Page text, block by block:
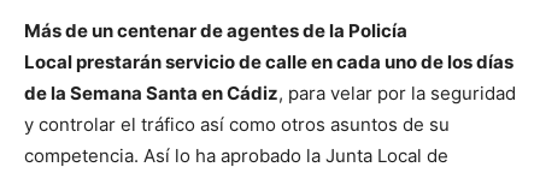
Más de un centenar de agentes de la Policía
Local prestarán servicio de calle en cada uno de los días
de la Semana Santa en Cádiz, para velar por la seguridad
y controlar el tráfico así como otros asuntos de su
competencia. Así lo ha aprobado la Junta Local de